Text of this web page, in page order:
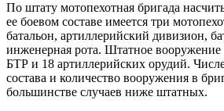
По штату мотопехотная бригада
ее боевом составе имеется три
батальон, артиллерийский дивизион,
инженерная рота. Штатное вооружение
БТР и 18 артиллерийских орудий.
состава и количество вооружения в
большинстве случаев ниже штатных.